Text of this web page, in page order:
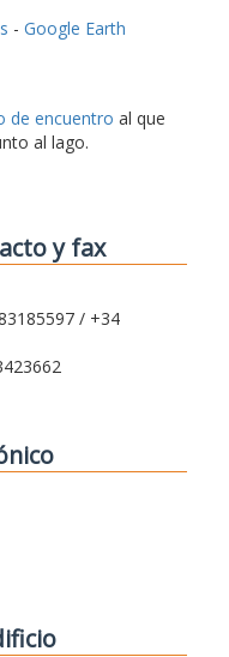
- Google Earth
de encuentro al que
al lago.
y fax
/ +34